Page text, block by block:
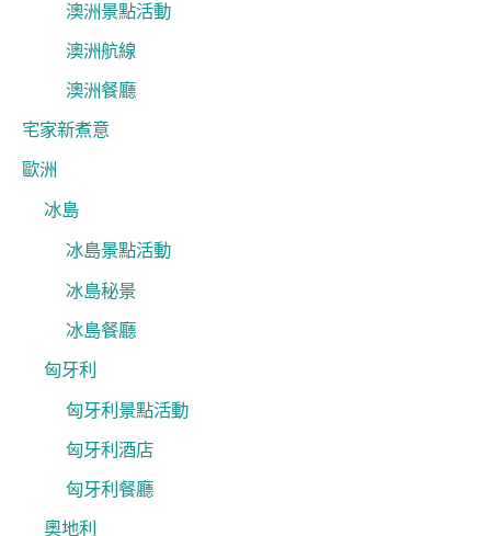
澳洲景點活動
澳洲航線
澳洲餐廳
宅家新煮意
歐洲
冰島
冰島景點活動
冰島秘景
冰島餐廳
匈牙利
匈牙利景點活動
匈牙利酒店
匈牙利餐廳
奧地利